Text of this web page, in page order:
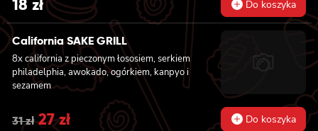
18 zł Do koszyka
California SAKE GRILL
8x california z pieczonym łososiem, serkiem
philadelphia, awokado, ogórkiem, kanpyo i
sezamem
31zł Original
27zł Current
Do koszyka